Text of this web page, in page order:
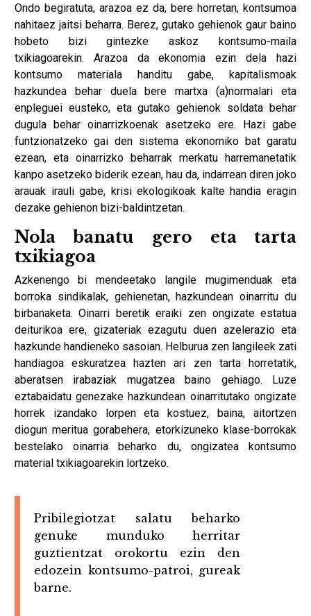
Ondo begiratuta, arazoa ez da, bere horretan, kontsumoa
nahitaez jaitsi beharra. Berez, gutako gehienok gaur baino
hobeto bizi gintezke askoz kontsumo-maila
txikiagoarekin. Arazoa da ekonomia ezin dela hazi
kontsumo materiala handitu gabe, kapitalismoak
hazkundea behar duela bere martxa (a)normalari eta
enpleguei eusteko, eta gutako gehienok soldata behar
dugula behar oinarrizkoenak asetzeko ere. Hazi gabe
funtzionatzeko gai den sistema ekonomiko bat garatu
ezean, eta oinarrizko beharrak merkatu harremanetatik
kanpo asetzeko biderik ezean, hau da, indarrean diren joko
arauak irauli gabe, krisi ekologikoak kalte handia eragin
dezake gehienon bizi-baldintzetan.
Nola banatu gero eta tarta
txikiagoa
Azkenengo bi mendeetako langile mugimenduak eta
borroka sindikalak, gehienetan, hazkundean oinarritu du
birbanaketa. Oinarri beretik eraiki zen ongizate estatua
deiturikoa ere, gizateriak ezagutu duen azelerazio eta
hazkunde handieneko sasoian. Helburua zen langileek zati
handiagoa eskuratzea hazten ari zen tarta horretatik,
aberatsen irabaziak mugatzea baino gehiago. Luze
eztabaidatu genezake hazkundean oinarritutako ongizate
horrek izandako lorpen eta kostuez, baina, aitortzen
diogun meritua gorabehera, etorkizuneko klase-borrokak
bestelako oinarria beharko du, ongizatea kontsumo
material txikiagoarekin lortzeko.
Pribilegiotzat salatu beharko
genuke munduko herritar
guztientzat orokortu ezin den
edozein kontsumo-patroi, gureak
barne.